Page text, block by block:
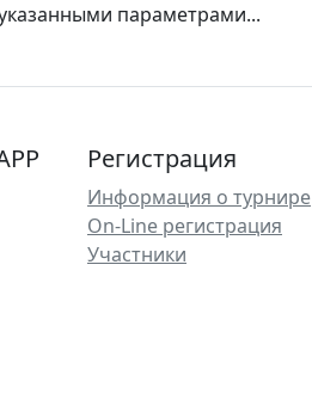
параметрами...
Регистрация
Информация о турнире
On-Line регистрация
Участники